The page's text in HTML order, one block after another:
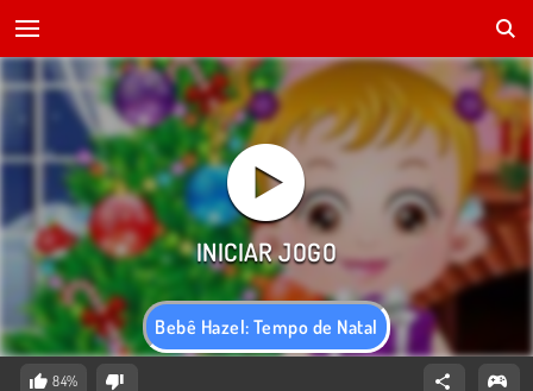
Bebê Hazel: Tempo de Natal
84%